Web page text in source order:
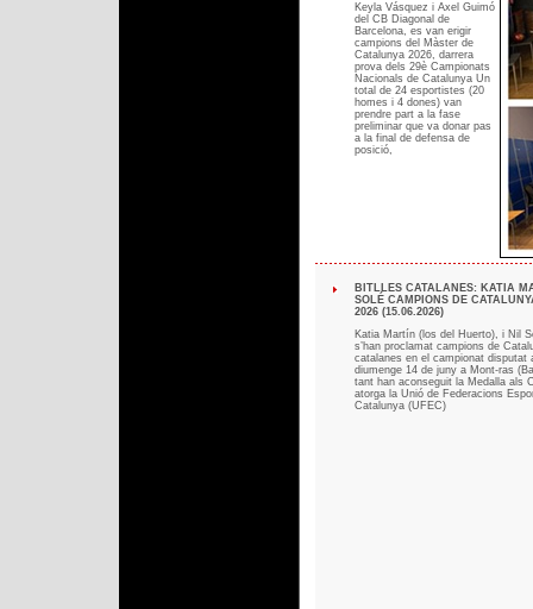
Keyla Vásquez i Axel Guimó
del CB Diagonal de
Barcelona, es van erigir
campions del Màster de
Catalunya 2026, darrera
prova dels 29è Campionats
Nacionals de Catalunya Un
total de 24 esportistes (20
homes i 4 dones) van
prendre part a la fase
preliminar que va donar pas
a la final de defensa de
posició,
BITLLES CATALANES: KATIA
SOLÉ CAMPIONS DE
2026 (15.06.2026)
Katia Martín (los del Huerto), i Nil
s’han proclamat campions de
catalanes en el campionat disputat
diumenge 14 de juny a Mont-ras
tant han aconseguit la Medalla als
atorga la Unió de Federacions
Catalunya (UFEC)